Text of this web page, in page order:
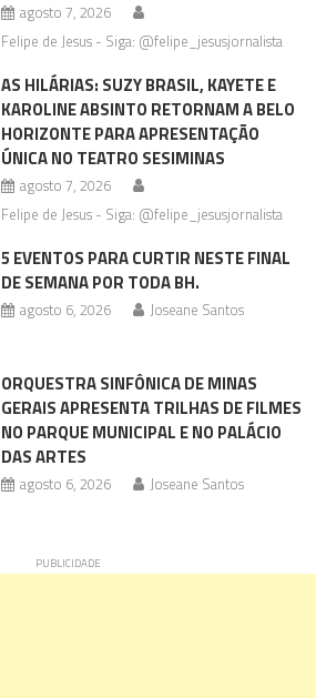
agosto 7, 2026
Felipe de Jesus - Siga: @felipe_jesusjornalista
AS HILÁRIAS: SUZY BRASIL, KAYETE E
KAROLINE ABSINTO RETORNAM A BELO
HORIZONTE PARA APRESENTAÇÃO
ÚNICA NO TEATRO SESIMINAS
agosto 7, 2026
Felipe de Jesus - Siga: @felipe_jesusjornalista
5 EVENTOS PARA CURTIR NESTE FINAL
DE SEMANA POR TODA BH.
agosto 6, 2026 Joseane Santos
ORQUESTRA SINFÔNICA DE MINAS
GERAIS APRESENTA TRILHAS DE FILMES
NO PARQUE MUNICIPAL E NO PALÁCIO
DAS ARTES
agosto 6, 2026 Joseane Santos